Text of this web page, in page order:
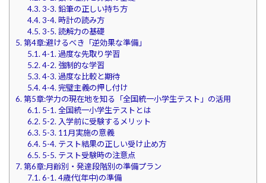
4.3. 3-3. 鉛筆の正しい持ち方
4.4. 3-4. 時計の読み方
4.5. 3-5. 読解力の基礎
5. 第4章:避けるべき「逆効果な準備」
5.1. 4-1. 過度な先取り学習
5.2. 4-2. 強制的な学習
5.3. 4-3. 過度な比較と期待
5.4. 4-4. 完璧主義の押し付け
6. 第5章:学力の現在地を知る「全国統一小学生テスト」の活用
6.1. 5-1. 全国統一小学生テストとは
6.2. 5-2. 入学前に受験するメリット
6.3. 5-3. 11月実施の意義
6.4. 5-4. テスト結果の正しい受け止め方
6.5. 5-5. テスト受験時の注意点
7. 第6章:月齢別・発達段階別の準備プラン
7.1. 6-1. 4歳代(年中)の準備